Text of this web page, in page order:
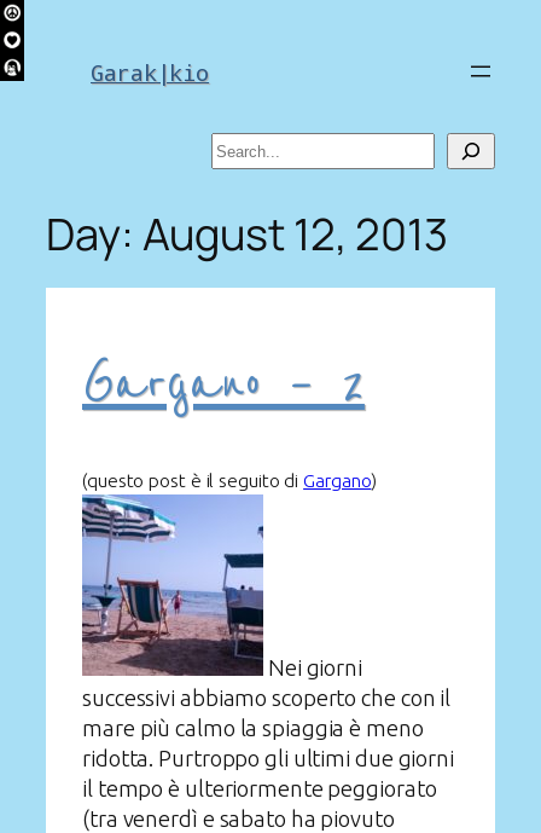
Skip
to
content Garak|kio
Search
Day: August 12, 2013
Gargano – 2
(questo post è il seguito di Gargano)
Nei giorni
successivi abbiamo scoperto che con il
mare più calmo la spiaggia è meno
ridotta. Purtroppo gli ultimi due giorni
il tempo è ulteriormente peggiorato
(tra venerdì e sabato ha piovuto